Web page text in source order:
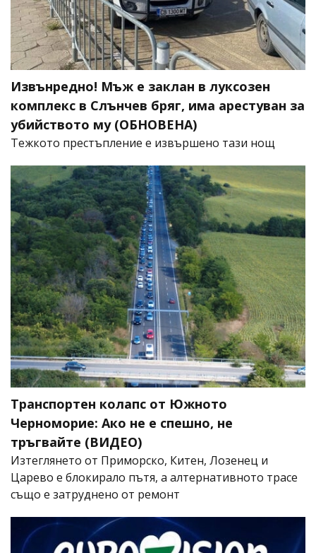
Извънредно! Мъж е заклан в луксозен
комплекс в Слънчев бряг, има арестуван за
убийството му (ОБНОВЕНА)
​Тежкото престъпление е извършено тази нощ
Транспортен колапс от Южното
Черноморие: Ако не е спешно, не
тръгвайте (ВИДЕО)
Изтеглянето от Приморско, Китен, Лозенец и
Царево е блокирало пътя, а алтернативното трасе
също е затруднено от ремонт